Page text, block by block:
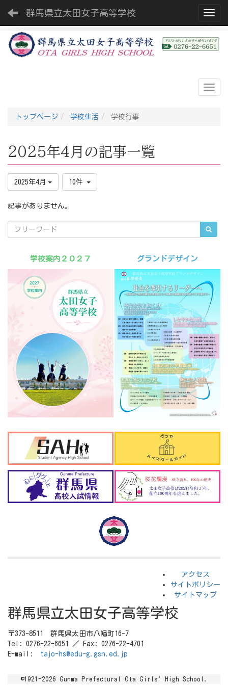
群馬県立太田女子高等学校
トップページ 学校生活 学校行事
2025年4月の記事一覧
2025年4月 10件
記事がありません。
学校案内２０２７ グランドデザイン
アクセス
サイトポリシー
サイトマップ
群馬県立太田女子高等学校
〒373-8511 群馬県太田市八幡町16-7
Tel: 0276-22-6651 ／ Fax: 0276-22-4701
E-mail: tajo-hs@edu-g.gsn.ed.jp
©1921-2026 Gunma Prefectural Ota Girls' High School.